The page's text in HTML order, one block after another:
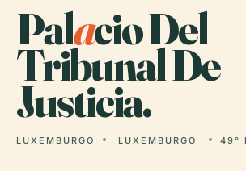
Palacio Del
Tribunal De
Justicia.
LUXEMBURGO LUXEMBURGO 49°